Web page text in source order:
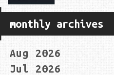
monthly archives
Aug 2026
Jul 2026